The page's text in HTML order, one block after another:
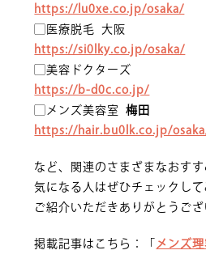
https://lu0xe.co.jp/osaka/
▢医療脱毛 大阪
https://si0lky.co.jp/osaka/
▢美容ドクターズ
https://b-d0c.co.jp/
▢メンズ美容室梅田
https://hair.bu0lk.co.jp/
など、関連のさまざまなおすす
気になる人はぜひチェックして
ご紹介いただきありがとうござ
掲載記事はこちら：「 メンズ